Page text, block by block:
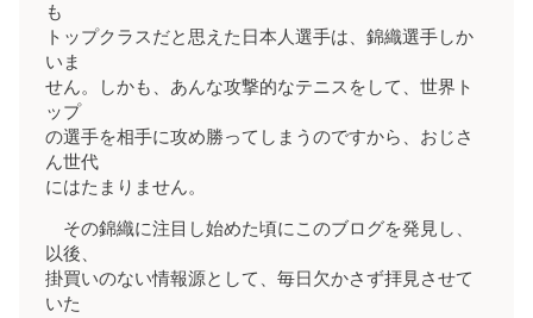
も
トップクラスだと思えた日本人選手は、錦織選手しか
いま
せん。しかも、あんな攻撃的なテニスをして、世界ト
ップ
の選手を相手に攻め勝ってしまうのですから、おじさ
ん世代
にはたまりません。
その錦織に注目し始めた頃にこのブログを発見し、
以後、
掛買いのない情報源として、毎日欠かさず拝見させて
いた